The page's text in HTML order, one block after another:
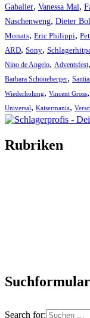
Gabalier, Vanessa Mai,
Naschenweng, Dieter
Monats, Eric Philippi,
ARD, Sony,
Nino de Angelo, Adventsfest,
Barbara Schöneberger,
Wiederholung, Vincent Gross,
Universal, Kaisermania,
Rubriken
Suchformular
Search for: